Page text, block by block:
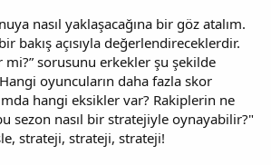
nasıl yaklaşacağına bir göz atalım.
bakış açısıyla değerlendireceklerdir.
sorusunu erkekler şu şekilde
oyuncuların daha fazla skor
hangi eksikler var? Rakiplerin ne
sezon nasıl bir stratejiyle oynayabilir?"
strateji, strateji, strateji!